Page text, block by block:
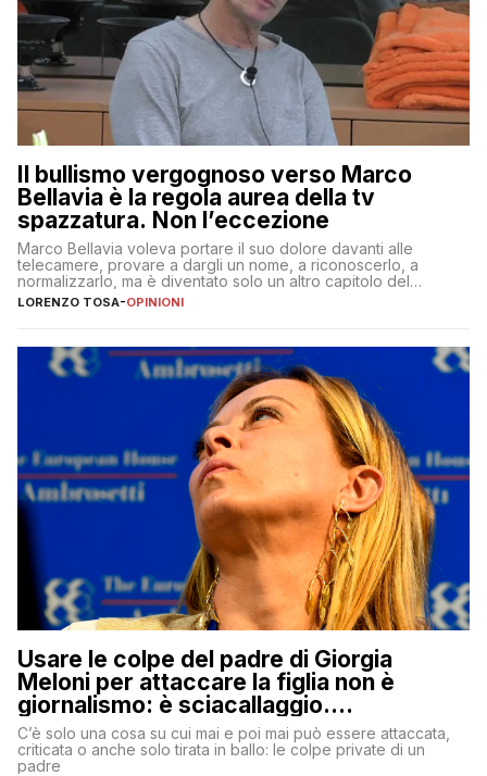
Il bullismo vergognoso verso Marco
Bellavia è la regola aurea della tv
spazzatura. Non l’eccezione
Marco Bellavia voleva portare il suo dolore davanti alle
telecamere, provare a dargli un nome, a riconoscerlo, a
normalizzarlo, ma è diventato solo un altro capitolo del
copione
LORENZO TOSA-OPINIONI
Usare le colpe del padre di Giorgia
Meloni per attaccare la figlia non è
giornalismo: è sciacallaggio.
Dimostriamo di essere diversi
C’è solo una cosa su cui mai e poi mai può essere attaccata,
criticata o anche solo tirata in ballo: le colpe private di un
padre